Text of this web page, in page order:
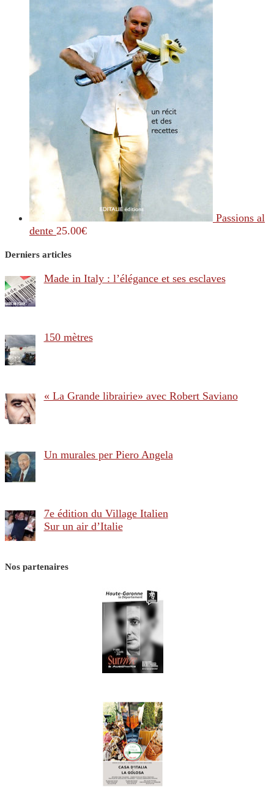
Passions al
dente 25.00€
Derniers articles
Made in Italy : l’élégance et ses esclaves
150 mètres
« La Grande librairie» avec Robert Saviano
Un murales per Piero Angela
7e édition du Village Italien
Sur un air d’Italie
Nos partenaires